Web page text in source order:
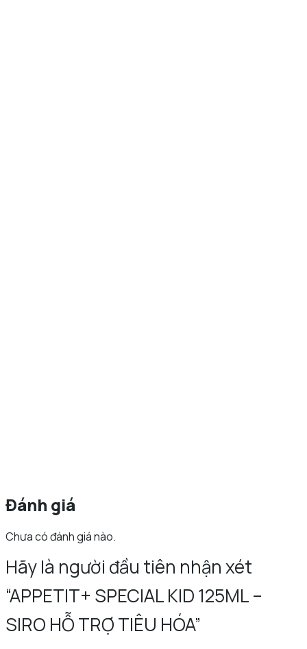
Đánh giá
Chưa có đánh giá nào.
Hãy là người đầu tiên nhận xét
“APPETIT+ SPECIAL KID 125ML –
SIRO HỖ TRỢ TIÊU HÓA”